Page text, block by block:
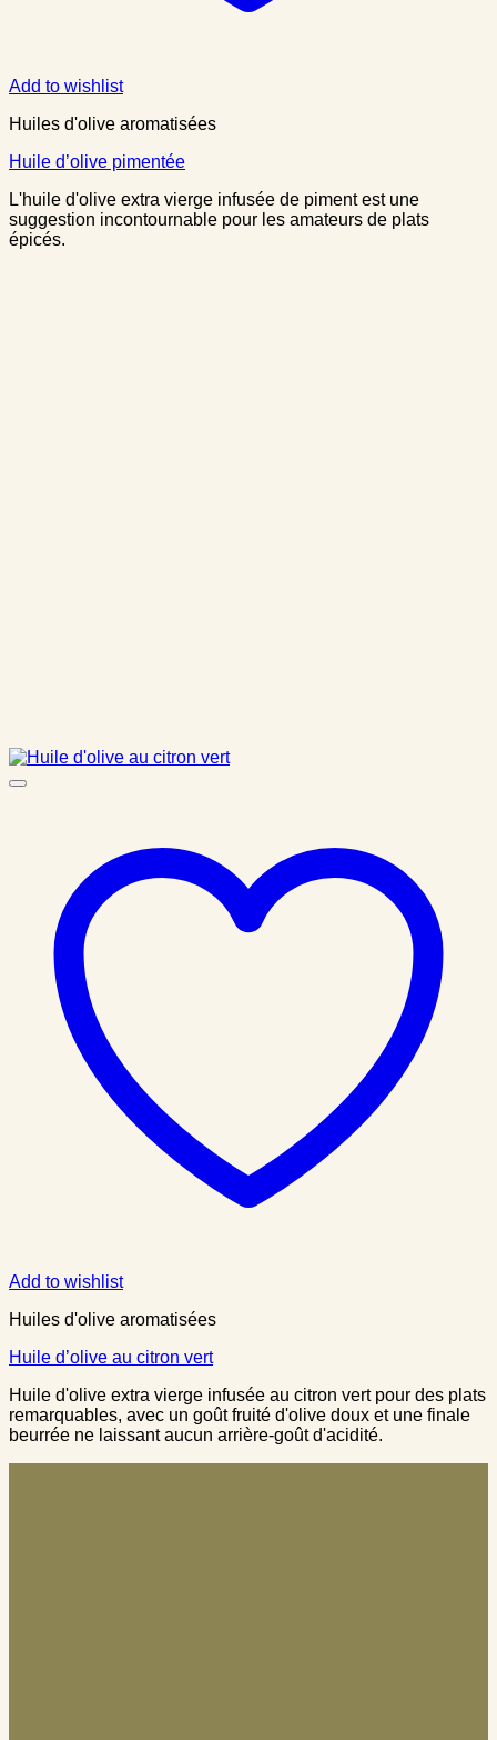
Add to wishlist
Huiles d'olive aromatisées
Huile d’olive pimentée
L'huile d'olive extra vierge infusée de piment est une
suggestion incontournable pour les amateurs de plats
épicés.
Add to wishlist
Huiles d'olive aromatisées
Huile d’olive au citron vert
Huile d'olive extra vierge infusée au citron vert pour des plats
remarquables, avec un goût fruité d'olive doux et une finale
beurrée ne laissant aucun arrière-goût d'acidité.